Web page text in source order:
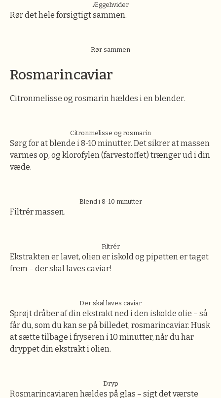
Æggehvider
Rør det hele forsigtigt sammen.
Rør sammen
Rosmarincaviar
Citronmelisse og rosmarin hældes i en blender.
Citronmelisse og rosmarin
Sørg for at blende i 8-10 minutter. Det sikrer at massen
varmes op, og klorofylen (farvestoffet) trænger ud i din
væde.
Blend i 8-10 minutter
Filtrér massen.
Filtrér
Ekstrakten er lavet, olien er iskold og pipetten er taget
frem – der skal laves caviar!
Der skal laves caviar
Sprøjt dråber af din ekstrakt ned i den iskolde olie – så
får du, som du kan se på billedet, rosmarincaviar. Husk
at sætte tilbage i fryseren i 10 minutter, når du har
dryppet din ekstrakt i olien.
Dryp
Rosmarincaviaren hældes på glas – sigt det værste